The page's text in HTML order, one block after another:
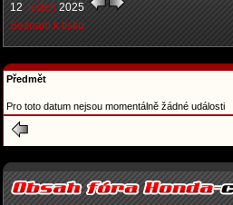
12 leden 2025
Seznam k tisku
Předmět
Pro toto datum nejsou momentálně žádné události